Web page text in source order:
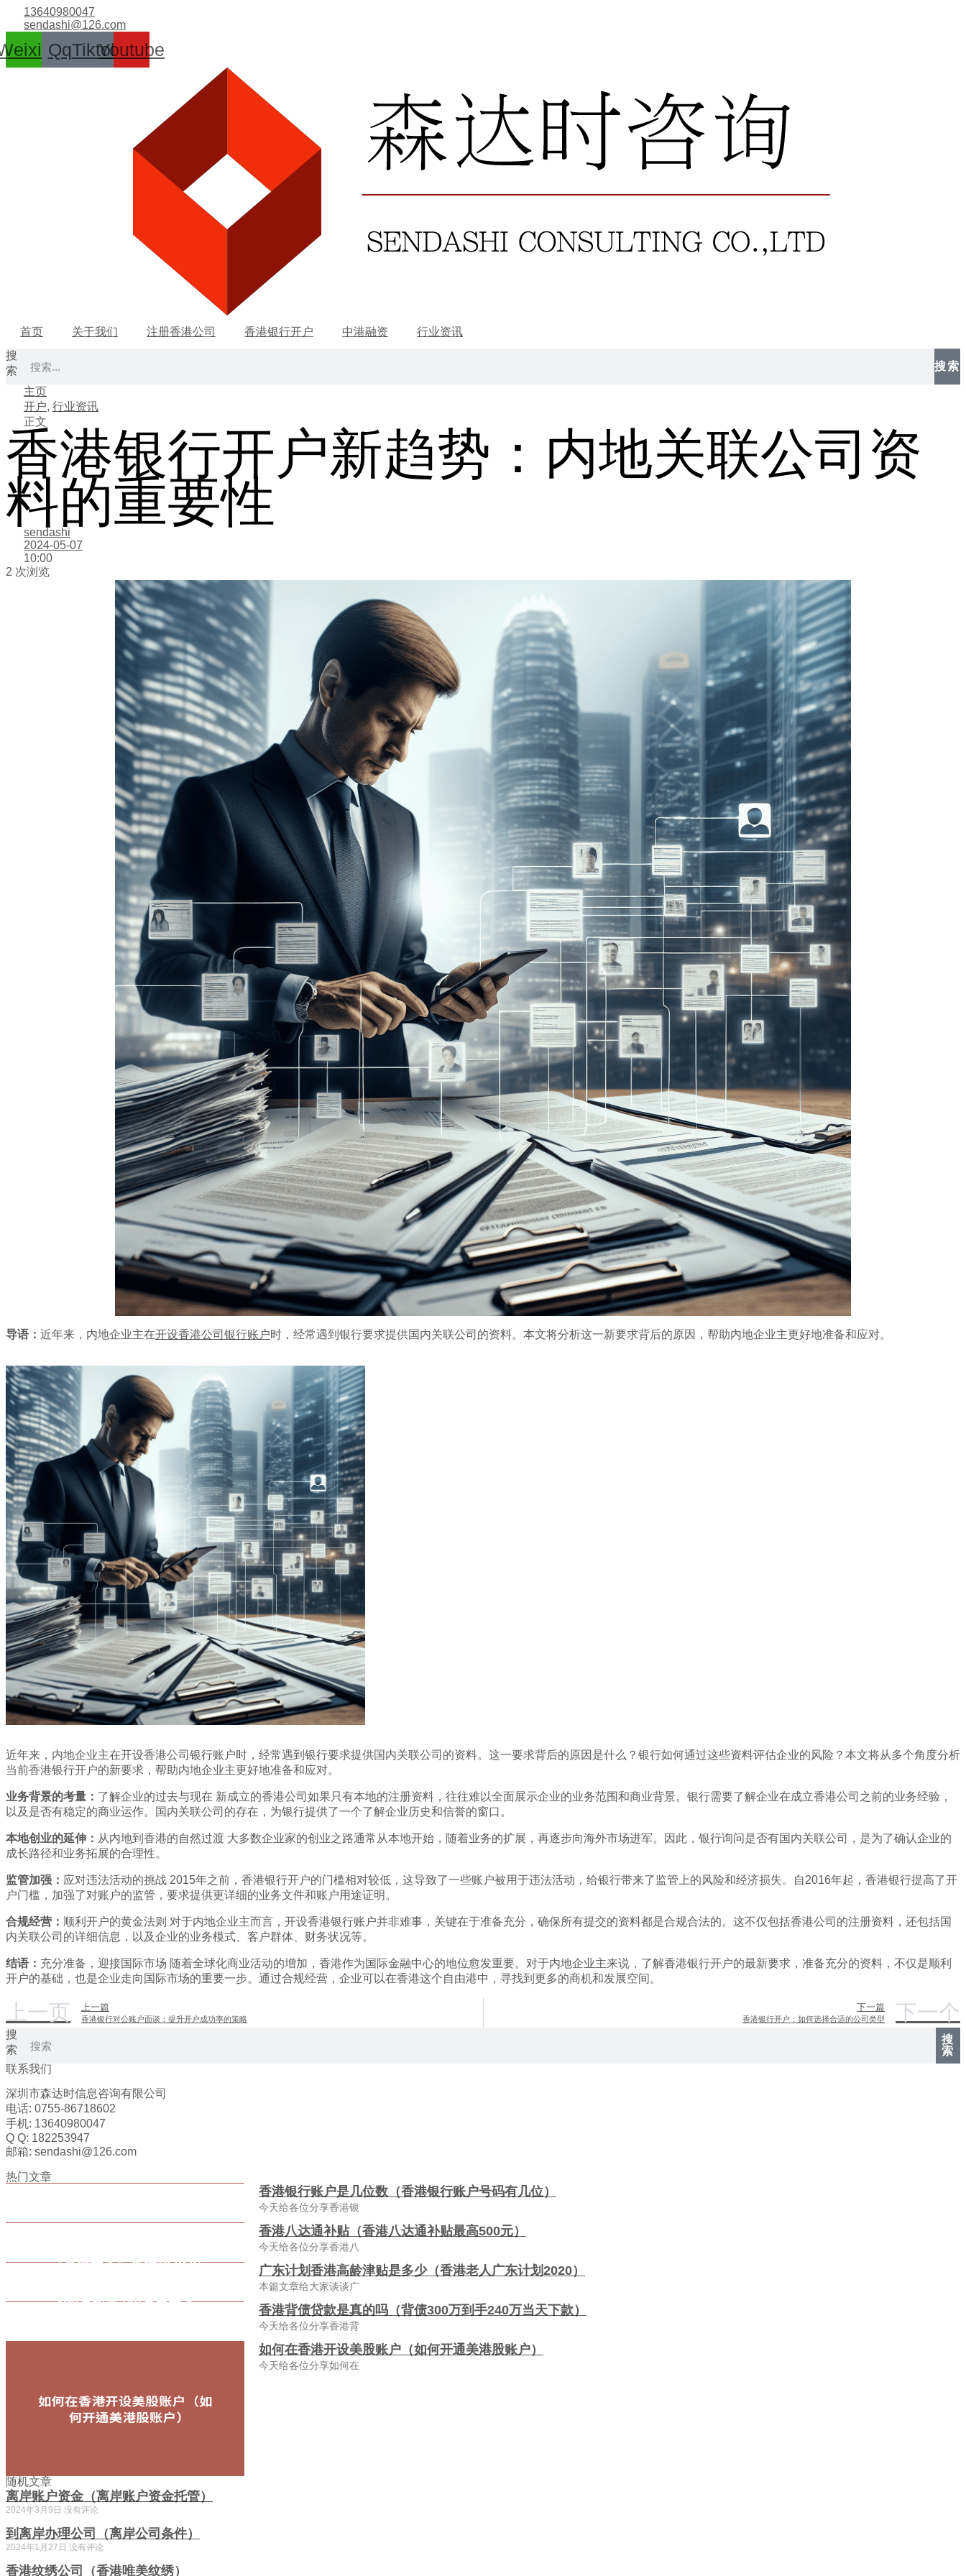
容
13640980047
sendashi@126.com
QqTiktokYoutube
首页 关于我们 注册香港公司 香港银行开户 中港融资
行业资讯
搜
索
搜索
主页
开户, 行业资讯
正文
香港银行开户新趋势：内地关联公司资
料的重要性
sendashi
2024-05-07
10:00
2 次浏览
导语： 近年来，内地企业主在开设香港公司银行账户时，经常遇到银行要求提供国内关联公司的资料。本文将分析这一新要求背后的原因，帮助内地企业主更好地准备和应对。
近年来，内地企业主在开设香港公司银行账户时，经常遇到银行要求提供国内关联公司的资料。这一要求背后的原因是什么？银行如何通过这些资料评估企业的风险？本文将从多个角度分析
当前香港银行开户的新要求，帮助内地企业主更好地准备和应对。
业务背景的考量： 了解企业的过去与现在 新成立的香港公司如果只有本地的注册资料，往往难以全面展示企业的业务范围和商业背景。银行需要了解企业在成立香港公司之前的业务经验，
以及是否有稳定的商业运作。国内关联公司的存在，为银行提供了一个了解企业历史和信誉的窗口。
本地创业的延伸： 从内地到香港的自然过渡 大多数企业家的创业之路通常从本地开始，随着业务的扩展，再逐步向海外市场进军。因此，银行询问是否有国内关联公司，是为了确认企业的
成长路径和业务拓展的合理性。
监管加强： 应对违法活动的挑战 2015年之前，香港银行开户的门槛相对较低，这导致了一些账户被用于违法活动，给银行带来了监管上的风险和经济损失。自2016年起，香港银行提高了开
户门槛，加强了对账户的监管，要求提供更详细的业务文件和账户用途证明。
合规经营： 顺利开户的黄金法则 对于内地企业主而言，开设香港银行账户并非难事，关键在于准备充分，确保所有提交的资料都是合规合法的。这不仅包括香港公司的注册资料，还包括国
内关联公司的详细信息，以及企业的业务模式、客户群体、财务状况等。
结语： 充分准备，迎接国际市场 随着全球化商业活动的增加，香港作为国际金融中心的地位愈发重要。对于内地企业主来说，了解香港银行开户的最新要求，准备充分的资料，不仅是顺利
开户的基础，也是企业走向国际市场的重要一步。通过合规经营，企业可以在香港这个自由港中，寻找到更多的商机和发展空间。
上一页 上一篇
香港银行对公账户面谈：提升开户成功率的策略
下一篇
香港银行开户：如何选择合适的公司类型 下一个
搜
索
搜
索
联系我们
深圳市森达时信息咨询有限公司
电话: 0755-86718602
手机: 13640980047
Q Q: 182253947
邮箱: sendashi@126.com
热门文章
香港银行账户是几位数（香港银行账户号码有几位）
今天给各位分享香港银
香港八达通补贴（香港八达通补贴最高500元）
今天给各位分享香港八
广东计划香港高龄津贴是多少（香港老人广东计划2020）
本篇文章给大家谈谈广
香港背债贷款是真的吗（背债300万到手240万当天下款）
今天给各位分享香港背
如何在香港开设美股账户（如何开通美港股账户）
今天给各位分享如何在
随机文章
离岸账户资金（离岸账户资金托管）
2024年3月9日 没有评论
到离岸办理公司（离岸公司条件）
2024年1月27日 没有评论
香港纹绣公司（香港唯美纹绣）